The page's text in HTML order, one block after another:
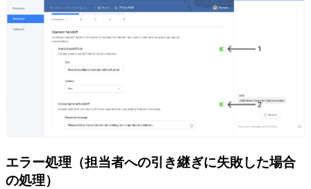
エラー処理（担当者への引き継ぎに失敗した場合
の処理）